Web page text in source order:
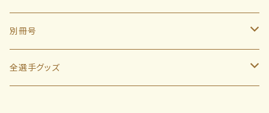
前田悠伍
大関友久
大友宗
斉藤和巳
2022
2021
別冊号
2019
全選手グッズ